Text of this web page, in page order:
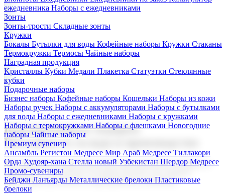
ежедневника Наборы с ежедневниками
Зонты
Зонты-трости Складные зонты
Кружки
Бокалы Бутылки для воды Кофейные наборы Кружки Стаканы
Термокружки Термосы Чайные наборы
Наградная продукция
Kристаллы Кубки Медали Плакетка Статуэтки Стеклянные
кубки
Подарочные наборы
Бизнес наборы Кофейные наборы Кошельки Наборы из кожи
Наборы ручек Наборы с аккумуляторами Наборы с бутылками
для воды Наборы с ежедневниками Наборы с кружками
Наборы с термокружками Наборы с флешками Новогодние
наборы Чайные наборы
Премиум сувенир
Ансамбль Регистон Медресе Мир Араб Медресе Тиллакори
Орда Худояр-хана Стелла новый Узбекистан Шердор Медресе
Промо-сувениры
Бейджи Ланъярды Металлические брелоки Пластиковые
брелоки
Корпоративные подарки
Поставка со склада и производство
Мы предлагаем широкий выбор корпоративных подарков и
сувениров с логотипом. В нашем каталоге вы найдете
продукцию для бизнеса, мероприятия и клиентов.